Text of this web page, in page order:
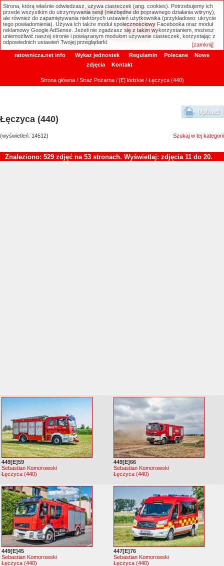
ratownicza.net
Wyszukiwanie zaawansowane
ratownicza.net info Wykaz jednostek Regulamin Polecane
Nowe
zdjęcia
Kontakt
Strona główna/ Straż Pożarna/ [E] łódzkie/ Łęczyca (440)
Łęczyca (440)
(wyświetleń: 14512) Szukaj w tej kategorii
Znaleziono: 529 zdjęć na 53 stronach. Wyświetlaj: zdjęcia 11 do 20.
449[E]59
Sebastian Komorowski
Łęczyca (440)
449[E]66
Sebastian Komorowski
Łęczyca (440)
449[E]45
Sebastian Komorowski
Łęczyca (440)
447[E]76
Sebastian Komorowski
Łęczyca (440)
Strona, którą właśnie odwiedzasz, używa ciasteczek (ang. cookies). Potrzebujemy ich
przede wszystkim do utrzymywania sesji (niezbędne do poprawnego działania witryny),
ale również do zapamiętywania niektórych ustawień użytkownika (przykładowo: ukrycie
tego powiadomienia). Używa ich także moduł społecznościowy Facebooka oraz moduł
reklamowy Google AdSense. Jeżeli nie zgadzasz się z takim wykorzystaniem, możesz
uniemożliwić naszej stronie i powiązanym modułom używanie ciasteczek, korzystając z
odpowiednich ustawień Twojej przeglądarki.
[zamknij]